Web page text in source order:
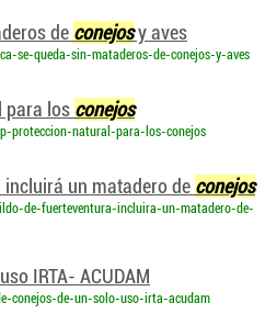
de conejosy aves
se-queda-sin-mataderos-de-conejos-y-aves
para los conejos
proteccion-natural-para-los-conejos
incluirá un matadero de conejos
de-fuerteventura-incluira-un-matadero-de-
IRTA- ACUDAM
conejos-de-un-solo-uso-irta-acudam